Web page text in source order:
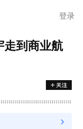
登录
走到商业航